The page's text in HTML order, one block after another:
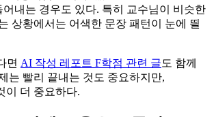
내는 경우도 있다. 특히 교수님이 비슷한
상황에서는 어색한 문장 패턴이 눈에 띌
면 AI 작성 레포트 F학점 관련 글도 함께
는 빨리 끝내는 것도 중요하지만,
이 더 중요하다.